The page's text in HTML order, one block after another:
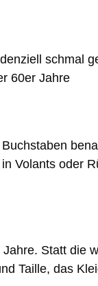
schmal
60er Jahre
Volants oder
Statt die
Taille, das